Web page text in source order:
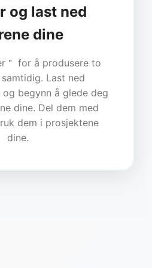
og last ned
dine
＂ for å produsere to
Last ned
begynn å glede deg
dine. Del dem med
dem i prosjektene
dine.